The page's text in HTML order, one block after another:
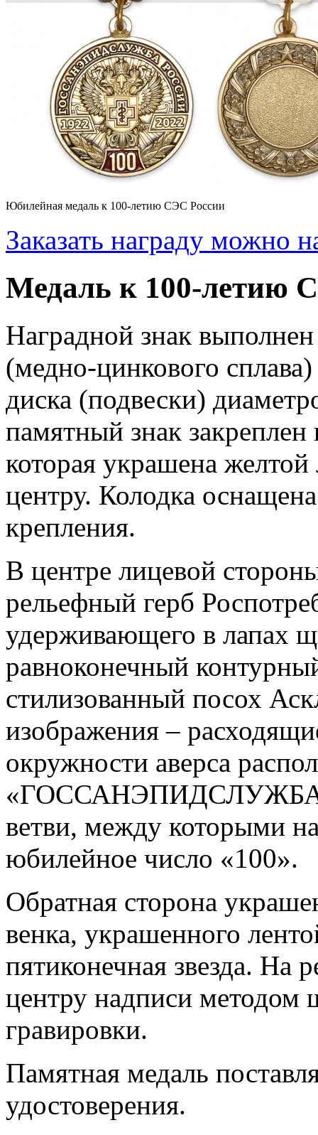
Юбилейная медаль к 100-летию СЭС России
Заказать награду можно
Медаль к 100-летию
Наградной знак
(медно-цинкового
диска (подвески)
памятный знак
которая украшена
центру. Колодка
крепления.
В центре лицевой
рельефный герб
удерживающего в лапах
равноконечный
стилизованный посох
изображения –
окружности аверса
«ГОССАНЭПИДСЛУЖБА
ветви, между которыми
юбилейное число «100».
Обратная сторона
венка, украшенного
пятиконечная звезда. На
центру надписи методом
гравировки.
Памятная медаль
удостоверения.